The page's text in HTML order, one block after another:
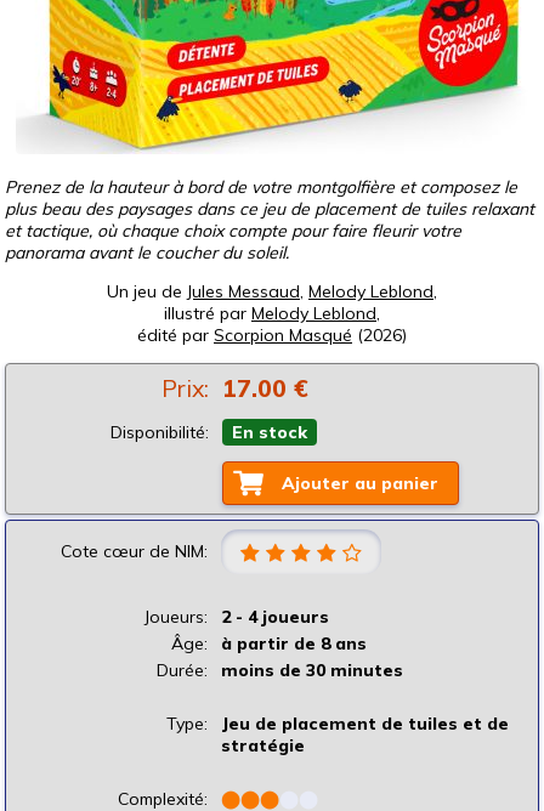
Prenez de la hauteur à bord de votre montgolfière et composez le
plus beau des paysages dans ce jeu de placement de tuiles relaxant
et tactique, où chaque choix compte pour faire fleurir votre
panorama avant le coucher du soleil.
Un jeu de Jules Messaud, Melody Leblond,
illustré par Melody Leblond,
édité par Scorpion Masqué (2026)
Prix: 17.00 €
Disponibilité: En stock
Ajouter au panier
Cote cœur de NIM:
Joueurs:
2 - 4 joueurs
Âge:
à partir de 8 ans
Durée:
moins de 30 minutes
Type:
Jeu de placement de tuiles et de
stratégie
Complexité: ⬤⬤⬤